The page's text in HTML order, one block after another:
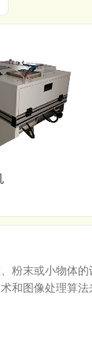
粉末或小物体
和图像处理算